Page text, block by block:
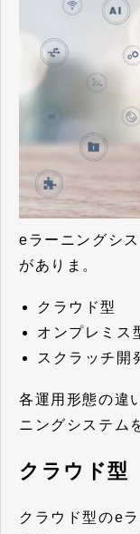
eラーニングシ
がありま。
クラウド型
オンプレミス
スクラッチ開
各運用形態の違
ニングシステム
クラウド型
クラウド型のe